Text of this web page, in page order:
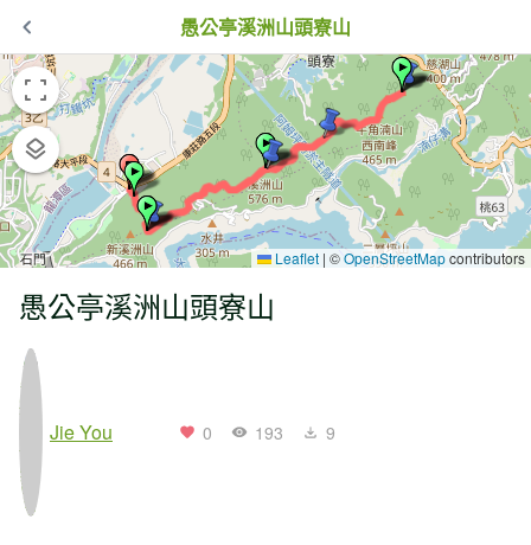
愚公亭溪洲山頭寮山
Leaflet | ©OpenStreetMapcontributors
愚公亭溪洲山頭寮山
Jie You 0 193 9